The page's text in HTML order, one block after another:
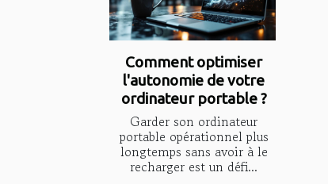
Comment optimiser
l'autonomie de votre
ordinateur portable ?
Garder son ordinateur
portable opérationnel plus
longtemps sans avoir à le
recharger est un défi...